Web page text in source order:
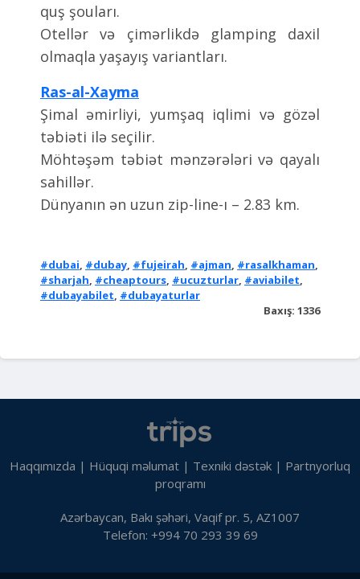
quş şouları.
Otellər və çimərlikdə glamping daxil
olmaqla yaşayış variantları.
Ras-al-Xayma
Şimal əmirliyi, yumşaq iqlimi və gözəl
təbiəti ilə seçilir.
Möhtəşəm təbiət mənzərələri və qayalı
sahillər.
Dünyanın ən uzun zip-line-ı – 2.83 km.
#dubai #dubay #fujeirah #ajman #rasalkhaman
#sharjah #cheaptours #ucuzturlar #aviabilet
#dubayabilet #dubayaturlar
Baxış: 1336
Haqqımızda | Hüquqi məlumat | Texniki dəstək | Partnyorluq
proqramı
Azərbaycan, Bakı şəhəri, Vaqif pr. 5, AZ1007
Telefon: +994 70 293 39 69